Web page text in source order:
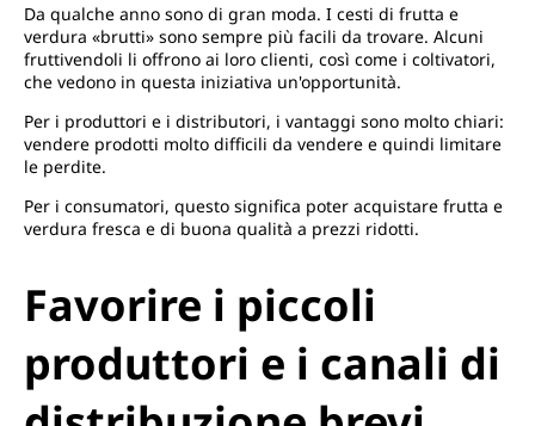
Da qualche anno sono di gran moda. I cesti di frutta e
verdura «brutti» sono sempre più facili da trovare. Alcuni
fruttivendoli li offrono ai loro clienti, così come i coltivatori,
che vedono in questa iniziativa un'opportunità.
Per i produttori e i distributori, i vantaggi sono molto chiari:
vendere prodotti molto difficili da vendere e quindi limitare
le perdite.
Per i consumatori, questo significa poter acquistare frutta e
verdura fresca e di buona qualità a prezzi ridotti.
Favorire i piccoli
produttori e i canali di